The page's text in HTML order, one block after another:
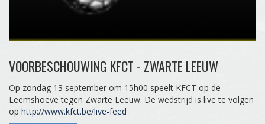
VOORBESCHOUWING KFCT - ZWARTE LEEUW
Op zondag 13 september om 15h00 speelt KFCT op de
Leemshoeve tegen Zwarte Leeuw. De wedstrijd is live te volgen
op http://www.kfct.be/live-feed